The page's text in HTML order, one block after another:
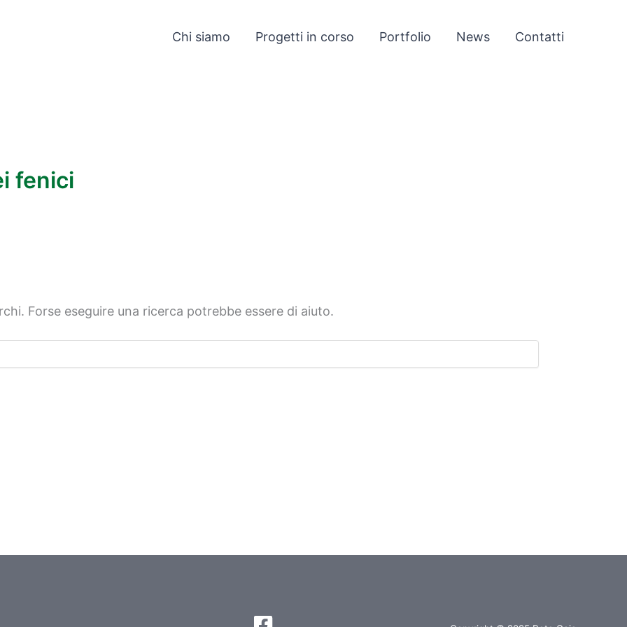
Chi siamo Progetti in corso Portfolio News Contatti
fenici
Forse eseguire una ricerca potrebbe essere di aiuto.